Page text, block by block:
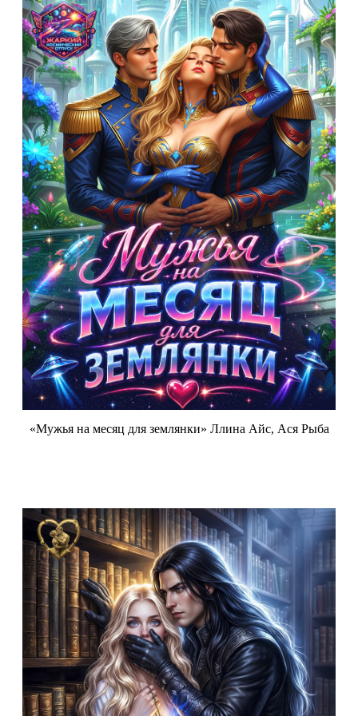
«Мужья на месяц для землянки» Ллина Айс, Ася Рыба